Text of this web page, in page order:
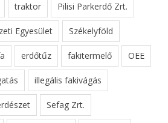
traktor Pilisi Parkerdő Zrt.
Egyesület Székelyföld
erdőtűz fakitermelő OEE
illegális fakivágás
Sefag Zrt.